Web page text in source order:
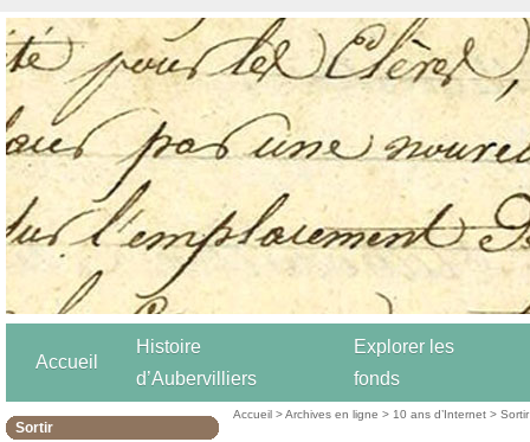
Accueil
Histoire
d’Aubervilliers
Explorer les
fonds
Sortir
Accueil >Archives en ligne > 10 ans d’Internet >Sortir